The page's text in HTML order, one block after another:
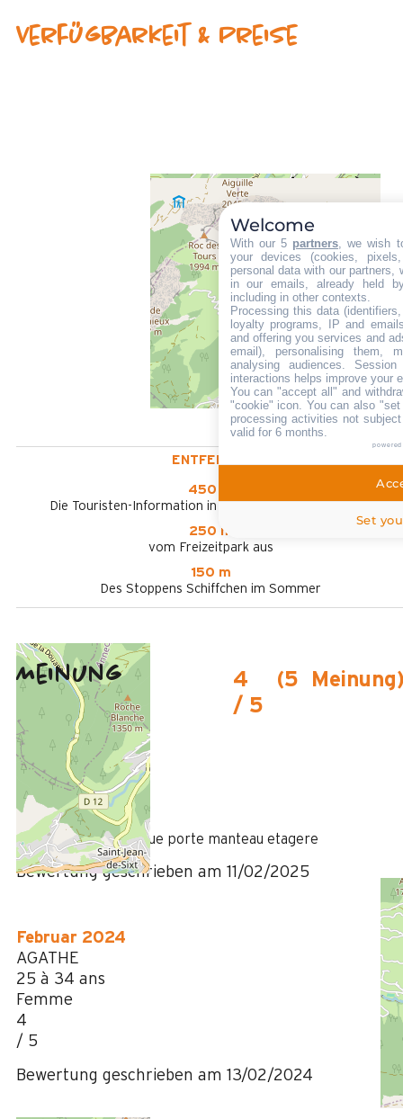
Verfügbarkeit & Preise
ENTFERNT :
450 m
Die Touristen-Information in Le Grand-Bornand Village
250 m
vom Freizeitpark aus
150 m
Des Stoppens Schiffchen im Sommer
Meinung
4
/ 5
(5 Meinung
Februar 2025
Peggy
35 à 50 ans
Femme
4
/ 5
Très bien mais manque porte manteau etagere
Bewertung geschrieben am 11/02/2025
Februar 2024
AGATHE
25 à 34 ans
Femme
4
/ 5
Bewertung geschrieben am 13/02/2024
Welcome
With our 5 partners , we wish
your devices (cookies,
personal data with our partners,
in our emails, already held
including in other contexts.
Processing this data
loyalty programs, IP and
and offering you services and
email), personalising them,
analysing audiences.
interactions helps improve your
You can "accept all" and
"cookie" icon . You can also
processing activities not
valid for 6 months.
Set